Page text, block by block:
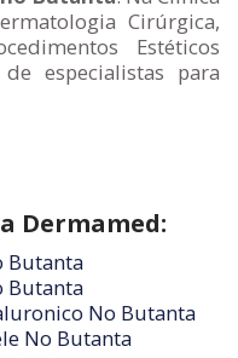
Cirúrgica,
Estéticos
especialistas para
Dermamed:
Butanta
Butanta
No Butanta
No Butanta